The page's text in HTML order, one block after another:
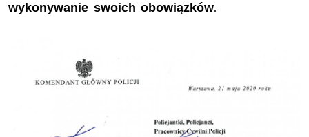
wykonywanie swoich obowiązków.